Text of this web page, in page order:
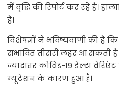
में वृद्धि की रिपोर्ट कर रहे हैं।
है।
विशेषज्ञों ने भविष्यवाणी की
संभावित तीसरी लहर आ सकती
ज्यादातर कोविड-19 डेल्टा
म्यूटेशन के कारण हुआ है।